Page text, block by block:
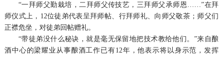
“一拜师父勤栽培，二拜师父传技艺，三拜师父承师恩……”在拜
师仪式上，12位徒弟代表呈拜师帖、行拜师礼、向师父敬茶；师父们
正襟危坐，对徒弟回帖赠礼。
“带徒弟没什么秘诀，就是毫无保留地把技术教给他们。”来自酿
酒中心的梁耀业从事酿酒工作已有12年，他表示将以身示范，发挥